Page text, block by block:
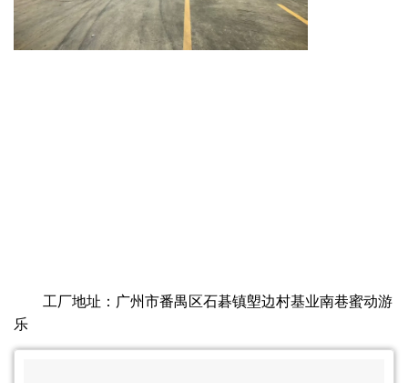
工厂地址：广州市番禺区石碁镇塱边村基业南巷蜜动游
乐